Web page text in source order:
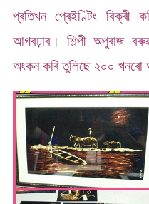
প্ৰতিখন প্ৰেইণ্টিং বিক্ৰী
আগবঢ়াব। শিল্পী অপুৰাজ
অংকন কৰি তুলিছে ২০০ খনৰো